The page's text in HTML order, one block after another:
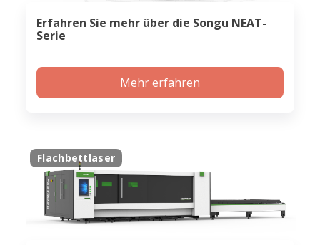
Erfahren Sie mehr über die Songu NEAT-
Serie
Mehr erfahren
Flachbettlaser